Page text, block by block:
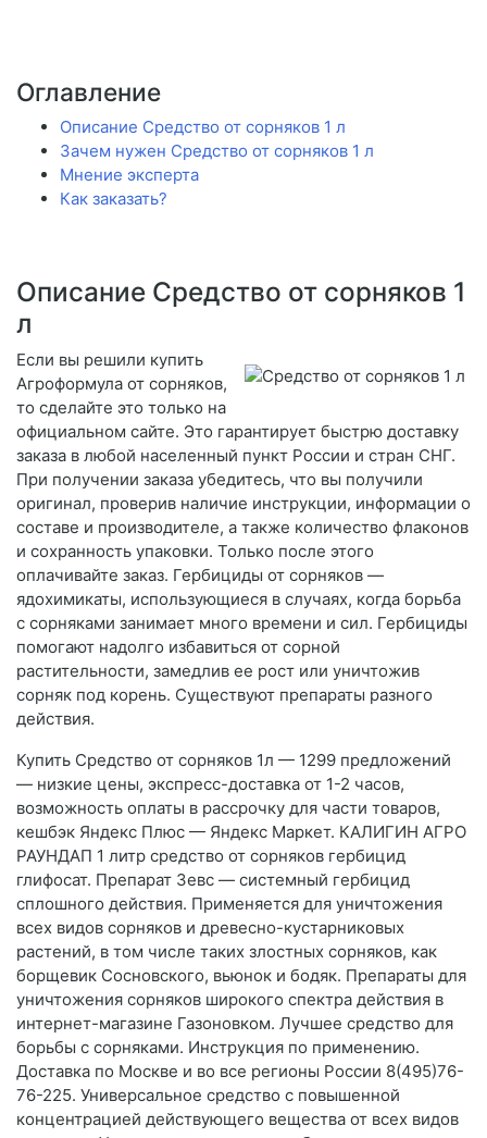
Оглавление
Описание Средство от сорняков 1 л
Зачем нужен Средство от сорняков 1 л
Мнение эксперта
Как заказать?
Описание Средство от сорняков 1
л
Если вы решили купить
Агроформула от сорняков,
то сделайте это только на
официальном сайте. Это гарантирует быстрю доставку
заказа в любой населенный пункт России и стран СНГ.
При получении заказа убедитесь, что вы получили
оригинал, проверив наличие инструкции, информации о
составе и производителе, а также количество флаконов
и сохранность упаковки. Только после этого
оплачивайте заказ. Гербициды от сорняков —
ядохимикаты, использующиеся в случаях, когда борьба
с сорняками занимает много времени и сил. Гербициды
помогают надолго избавиться от сорной
растительности, замедлив ее рост или уничтожив
сорняк под корень. Существуют препараты разного
действия.
Купить Средство от сорняков 1л — 1299 предложений
— низкие цены, экспресс-доставка от 1-2 часов,
возможность оплаты в рассрочку для части товаров,
кешбэк Яндекс Плюс — Яндекс Маркет. КАЛИГИН АГРО
РАУНДАП 1 литр средство от сорняков гербицид
глифосат. Препарат Зевс — системный гербицид
сплошного действия. Применяется для уничтожения
всех видов сорняков и древесно-кустарниковых
растений, в том числе таких злостных сорняков, как
борщевик Сосновского, вьюнок и бодяк. Препараты для
уничтожения сорняков широкого спектра действия в
интернет-магазине Газоновком. Лучшее средство для
борьбы с сорняками. Инструкция по применению.
Доставка по Москве и во все регионы России 8(495)76-
76-225. Универсальное средство с повышенной
концентрацией действующего вещества от всех видов